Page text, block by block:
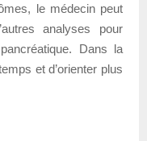
le médecin peut
analyses pour
Dans la
et d’orienter plus